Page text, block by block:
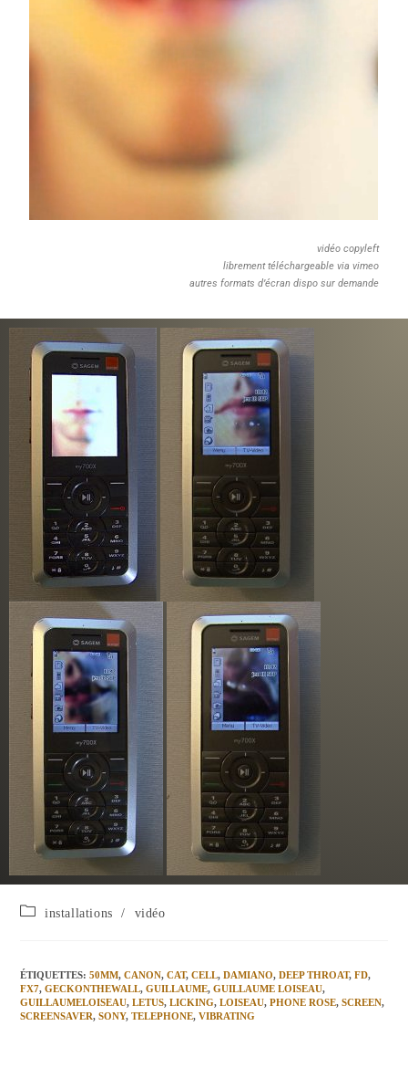
vidéo copyleft
librement téléchargeable via vimeo
autres formats d’écran dispo sur demande
installations / vidéo
ÉTIQUETTES:50MM, CANON, CAT, CELL, DAMIANO, DEEP THROAT, FD,
FX7, GECKONTHEWALL, GUILLAUME, GUILLAUME LOISEAU,
GUILLAUMELOISEAU, LETUS, LICKING, LOISEAU, PHONE ROSE, SCREEN,
SCREENSAVER, SONY, TELEPHONE, VIBRATING